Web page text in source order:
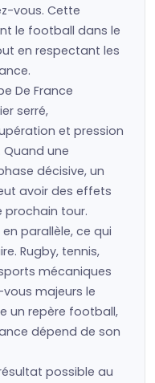
vous. Cette
le football dans le
en respectant les
De France
serré,
et pression
une
décisive, un
avoir des effets
prochain tour.
parallèle, ce qui
Rugby, tennis,
mécaniques
majeurs le
un repère football,
dépend de son
possible au